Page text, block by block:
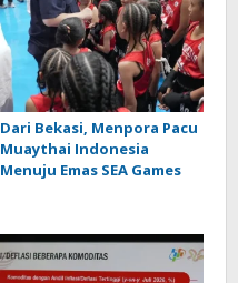
Dari Bekasi, Menpora Pacu
Muaythai Indonesia
Menuju Emas SEA Games